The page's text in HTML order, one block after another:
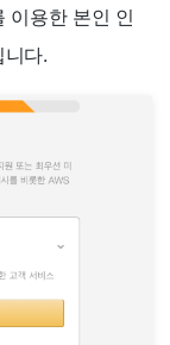
이용한 본인 인
다.